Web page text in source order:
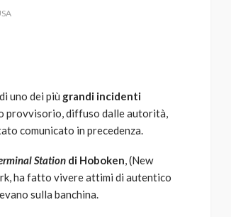
uno dei più grandi incidenti
provvisorio, diffuso dalle autorità,
comunicato in precedenza.
Station di Hoboken, (New
ha fatto vivere attimi di autentico
sulla banchina.
Davis: tennis mondiale e
passione per
l’automobilismo
abbracciano la stessa causa
god 9 mesi ago